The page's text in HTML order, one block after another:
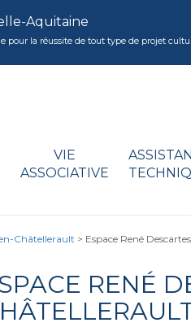
Aquitaine
la réussite de tout type de projet
VIE
ASSOCIATIVE
Châtellerault > Espace René
RENÉ